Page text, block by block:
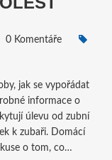
0 Komentáře
jak se vypořádat
informace o
úlevu od zubní
k zubaři. Domácí
o tom, co